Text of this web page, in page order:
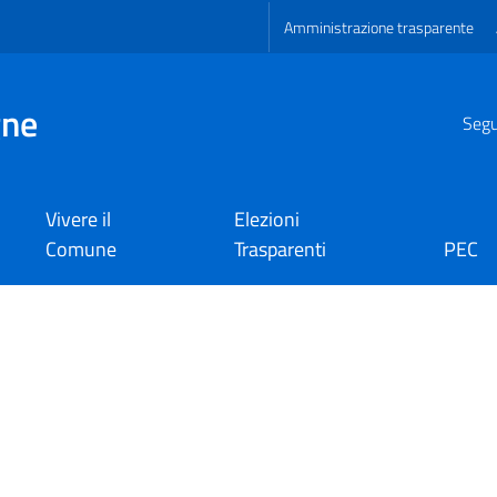
Amministrazione trasparente
Vivere il
Comune
Elezioni
Trasparenti
PEC